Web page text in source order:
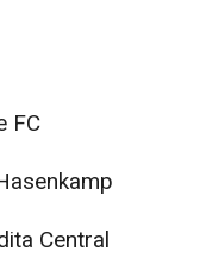
FC
Central